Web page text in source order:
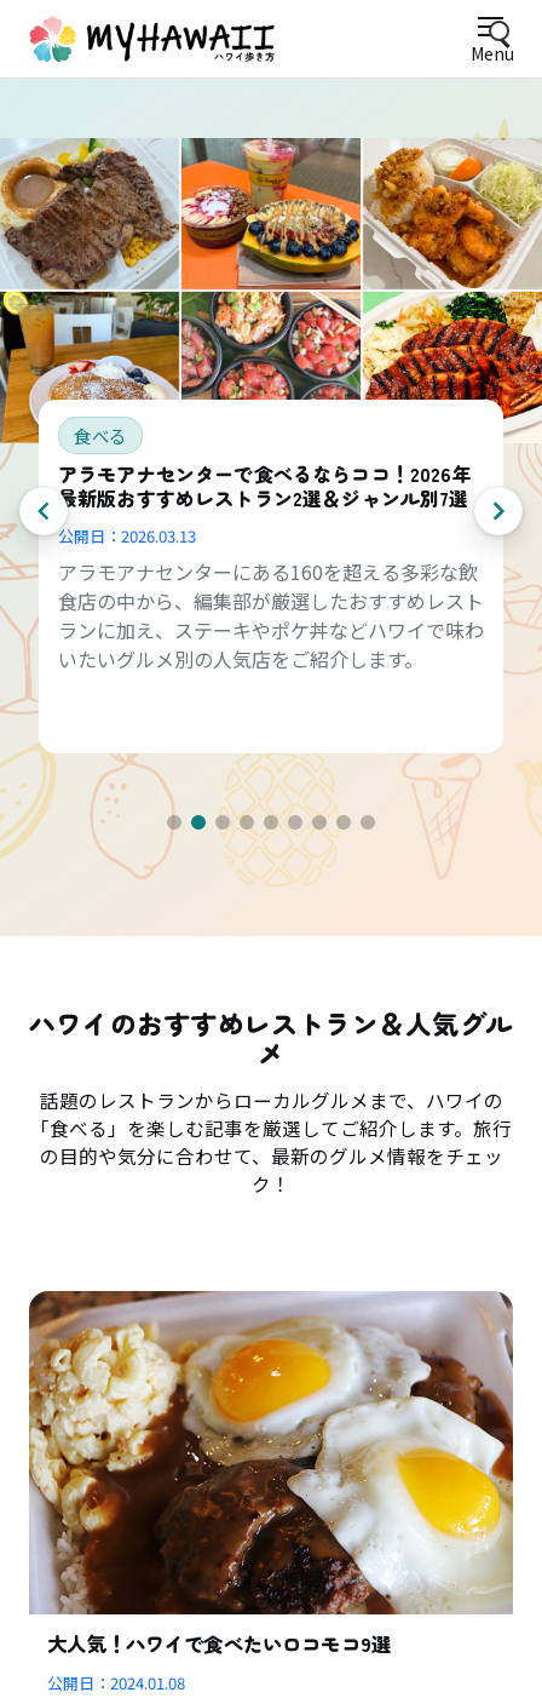
Menu
食べる
アラモアナセンターで食べるならココ！2026年
最新版おすすめレストラン2選＆ジャンル別7選
公開日： 2026.03.13
アラモアナセンターにある160を超える多彩な飲
食店の中から、編集部が厳選したおすすめレスト
ランに加え、ステーキやポケ丼などハワイで味わ
いたいグルメ別の人気店をご紹介します。
ハワイのおすすめレストラン＆人気グル
メ
話題のレストランからローカルグルメまで、ハワイの
「食べる」を楽しむ記事を厳選してご紹介します。旅行
の目的や気分に合わせて、最新のグルメ情報をチェッ
ク！
大人気！ハワイで食べたいロコモコ9選
公開日：2024.01.08